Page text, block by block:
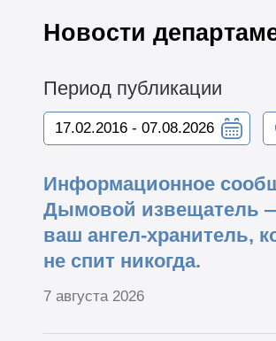
Новости
Период публикации
Информационное
Дымовой извещатель
ваш ангел-хранитель,
не спит никогда.
7 августа 2026